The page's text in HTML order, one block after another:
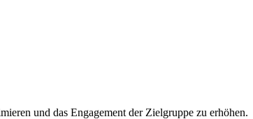
und das Engagement der Zielgruppe zu erhöhen.